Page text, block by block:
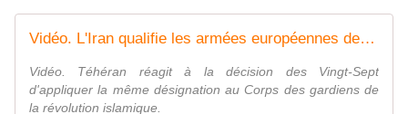
Vidéo. L'Iran qualifie les armées européennes de "groupes terroristes", en représailles aux mesures de l'UE
Vidéo. Téhéran réagit à la décision des Vingt-Sept
d'appliquer la même désignation au Corps des gardiens de
la révolution islamique.